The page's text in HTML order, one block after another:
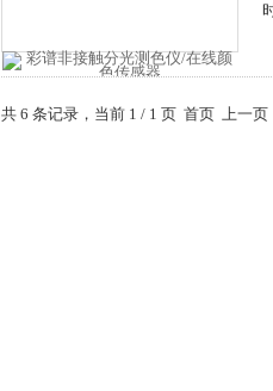
共 6 条记录，当前 1 / 1 页 首页 上一